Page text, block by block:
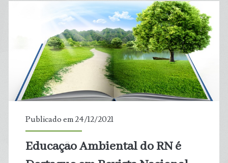
é
Destaque
e
tem
em
Publicado em 24/12/2021
Educação Ambiental do RN é